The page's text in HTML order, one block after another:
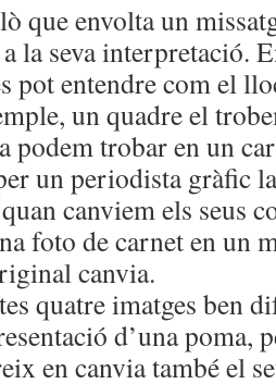
que envolta un
la seva interpretació.
pot entendre com el
un quadre el
podem trobar en un
un periodista gràfic
canviem els seus
foto de carnet en un
canvia.
quatre imatges ben
d’una poma,
en canvia també el